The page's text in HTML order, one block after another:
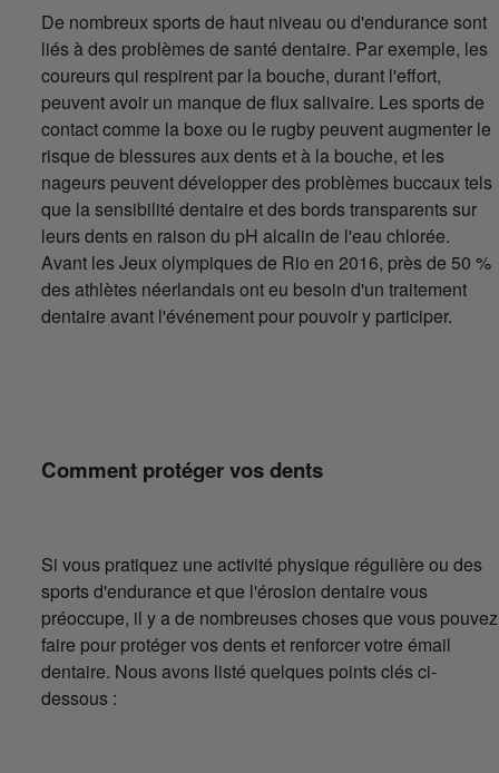
De nombreux sports de haut niveau ou d'endurance sont
liés à des problèmes de santé dentaire. Par exemple, les
coureurs qui respirent par la bouche, durant l'effort,
peuvent avoir un manque de flux salivaire. Les sports de
contact comme la boxe ou le rugby peuvent augmenter le
risque de blessures aux dents et à la bouche, et les
nageurs peuvent développer des problèmes buccaux tels
que la sensibilité dentaire et des bords transparents sur
leurs dents en raison du pH alcalin de l'eau chlorée.
Avant les Jeux olympiques de Rio en 2016, près de 50 %
des athlètes néerlandais ont eu besoin d'un traitement
dentaire avant l'événement pour pouvoir y participer.
Comment protéger vos dents
Si vous pratiquez une activité physique régulière ou des
sports d'endurance et que l'érosion dentaire vous
préoccupe, il y a de nombreuses choses que vous pouvez
faire pour protéger vos dents et renforcer votre émail
dentaire. Nous avons listé quelques points clés ci-
dessous :